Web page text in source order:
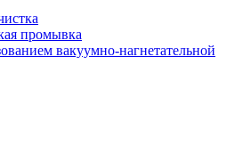
промывка
вакуумно-нагнетательной